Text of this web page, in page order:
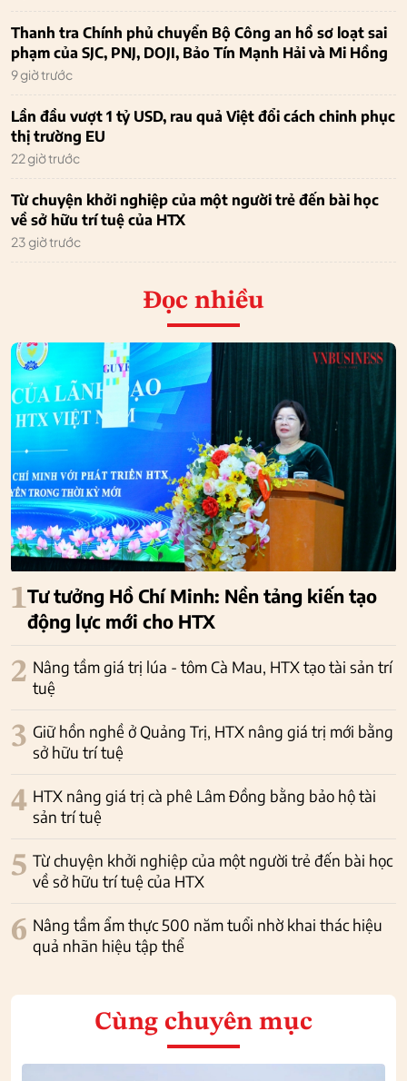
Thanh tra Chính phủ chuyển Bộ Công an hồ sơ loạt sai
phạm của SJC, PNJ, DOJI, Bảo Tín Mạnh Hải và Mi Hồng
9 giờ trước
Lần đầu vượt 1 tỷ USD, rau quả Việt đổi cách chinh phục
thị trường EU
22 giờ trước
Từ chuyện khởi nghiệp của một người trẻ đến bài học
về sở hữu trí tuệ của HTX
23 giờ trước
Đọc nhiều
1Tư tưởng Hồ Chí Minh: Nền tảng kiến tạo
động lực mới cho HTX
2 Nâng tầm giá trị lúa - tôm Cà Mau, HTX tạo tài sản trí
tuệ
3 Giữ hồn nghề ở Quảng Trị, HTX nâng giá trị mới bằng
sở hữu trí tuệ
4 HTX nâng giá trị cà phê Lâm Đồng bằng bảo hộ tài
sản trí tuệ
5 Từ chuyện khởi nghiệp của một người trẻ đến bài học
về sở hữu trí tuệ của HTX
6 Nâng tầm ẩm thực 500 năm tuổi nhờ khai thác hiệu
quả nhãn hiệu tập thể
Cùng chuyên mục